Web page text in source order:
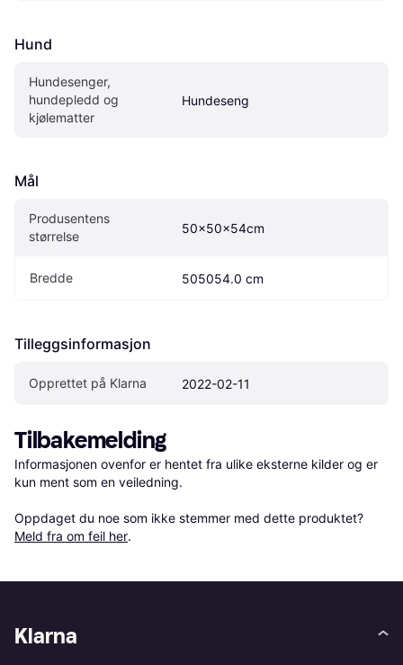
Hund
Hundesenger,
hundepledd og
kjølematter
Hundeseng
Mål
Produsentens
størrelse
50×50×54cm
Bredde 505054.0 cm
Tilleggsinformasjon
Opprettet på Klarna 2022-02-11
Tilbakemelding
Informasjonen ovenfor er hentet fra ulike eksterne kilder og er
kun ment som en veiledning.
Oppdaget du noe som ikke stemmer med dette produktet?
Meld fra om feil her.
Klarna